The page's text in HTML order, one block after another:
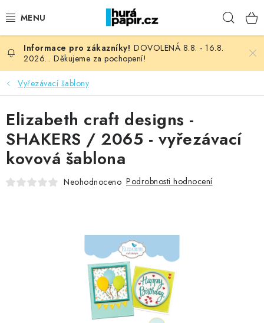
na
NOVINKY
HURÁ DÍLNA
VŠECHNO ZBOŽÍ
KNIHAŘSKÝ MATERIÁL
MOJE OBJEDNÁVKA
DOVOLENÁ 8.8. - 16.8.
2026... Děkujeme za pochopení!
Vyřezávací šablony
Elizabeth craft designs -
SHAKERS / 2065 - vyřezávací
kovová šablona
Neohodnoceno Podrobnosti hodnocení